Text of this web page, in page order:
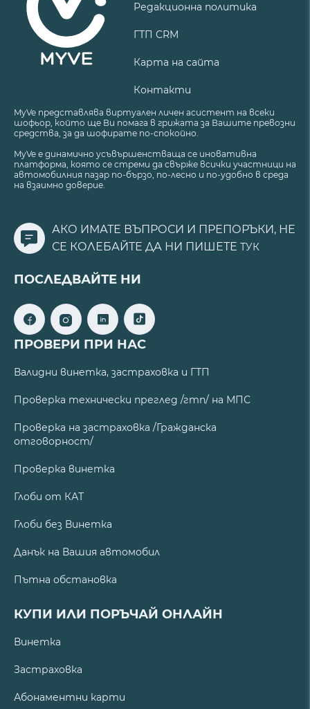
Редакционна политика
ГТП CRM
Карта на сайта
Контакти
MyVe представлява виртуален личен асистент на всеки
шофьор, който ще Ви помага в грижата за Вашите превозни
средства, за да шофирате по-спокойно.
MyVe е динамично усъвършенстваща се иновативна
платформа, която се стреми да свърже всички участници на
автомобилния пазар по-бързо, по-лесно и по-удобно в среда
на взаимно доверие.
АКО ИМАТЕ ВЪПРОСИ И ПРЕПОРЪКИ, НЕ
СЕ КОЛЕБАЙТЕ ДА НИ ПИШЕТЕ ТУК
ПОСЛЕДВАЙТЕ НИ
ПРОВЕРИ ПРИ НАС
Валидни винетка, застраховка и ГТП
Проверка технически преглед /гтп/ на МПС
Проверка на застраховка /Гражданска
отговорност/
Проверка винетка
Глоби от КАТ
Глоби без Винетка
Данък на Вашия автомобил
Пътна обстановка
КУПИ ИЛИ ПОРЪЧАЙ ОНЛАЙН
Винетка
Застраховка
Абонаментни карти